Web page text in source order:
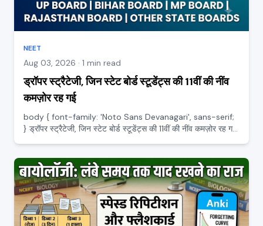
NEET
Aug 03, 2026 · 1 min read
ड्रॉपर स्ट्रैटेजी, जिन स्टेट बोर्ड स्टूडेंट्स की 11वीं की नींव
कमज़ोर रह गई
body { font-family: 'Noto Sans Devanagari', sans-serif;
} ड्रॉपर स्ट्रैटेजी, जिन स्टेट बोर्ड स्टूडेंट्स की 11वीं की नींव कमज़ोर रह गई